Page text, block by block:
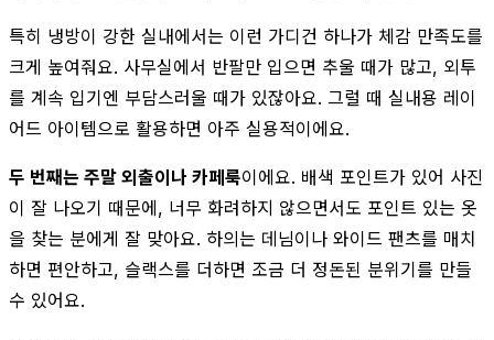
특히 냉방이 강한 실내에서는 이런 가디건 하나가 체감 만족도를
크게 높여줘요. 사무실에서 반팔만 입으면 추울 때가 많고, 외투
를 계속 입기엔 부담스러울 때가 있잖아요. 그럴 때 실내용 레이
어드 아이템으로 활용하면 아주 실용적이에요.
두 번째는 주말 외출이나 카페룩이에요. 배색 포인트가 있어 사진
이 잘 나오기 때문에, 너무 화려하지 않으면서도 포인트 있는 옷
을 찾는 분에게 잘 맞아요. 하의는 데님이나 와이드 팬츠를 매치
하면 편안하고, 슬랙스를 더하면 조금 더 정돈된 분위기를 만들
수 있어요.